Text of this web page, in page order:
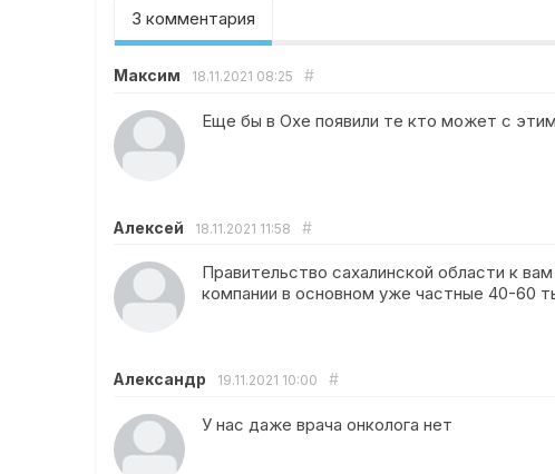
3 комментария
Максим 18.11.2021 08:25 #
Еще бы в Охе появили те кто может с
Алексей 18.11.2021 11:58 #
Правительство сахалинской области к
компании в основном уже частные 40-60
Александр 19.11.2021 10:00 #
У нас даже врача онколога нет